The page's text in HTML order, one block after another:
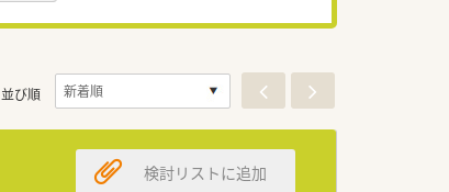
並び順
検討リストに追加